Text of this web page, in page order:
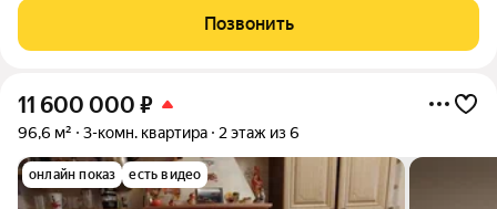
паркинг на 53 парковочных места Детские площадки Зона
work-out и business lounge
Позвонить
11 600 000 ₽
96,6 м² 3-комн. квартира 2 этаж из 6
онлайн показ есть видео